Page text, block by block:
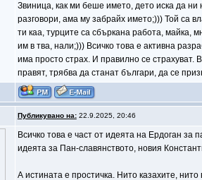
Звиница, как ми беше името, дето иска да
разговори, ама му забрайх името;))) Той са
ти каа, турците са сбъркана работа, майка,
им в тва, нали;))) Всичко това е активна
има просто страх. И правилно се страхуват.
правят, трябва да станат българи, да се
Публикувано на:22.9.2025, 20:46
Всичко това е част от идеята на Ердоган
идеята за Пан-славянството, новия
А истината е простичка. Нито казахите,